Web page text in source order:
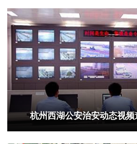
杭州西湖公安治安动态视频